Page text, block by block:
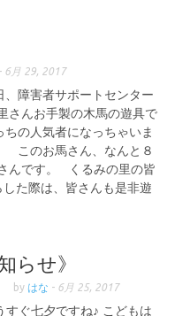
- 6月 29, 2017
障害者サポートセンター
さんお手製の木馬の遊具で
の人気者になっちゃいま
このお馬さん、なんと８
んです。 くるみの里の皆
た際は、皆さんも是非遊
らせ》
by はな - 6月 25, 2017
ぐ七夕ですね♪ こどもは